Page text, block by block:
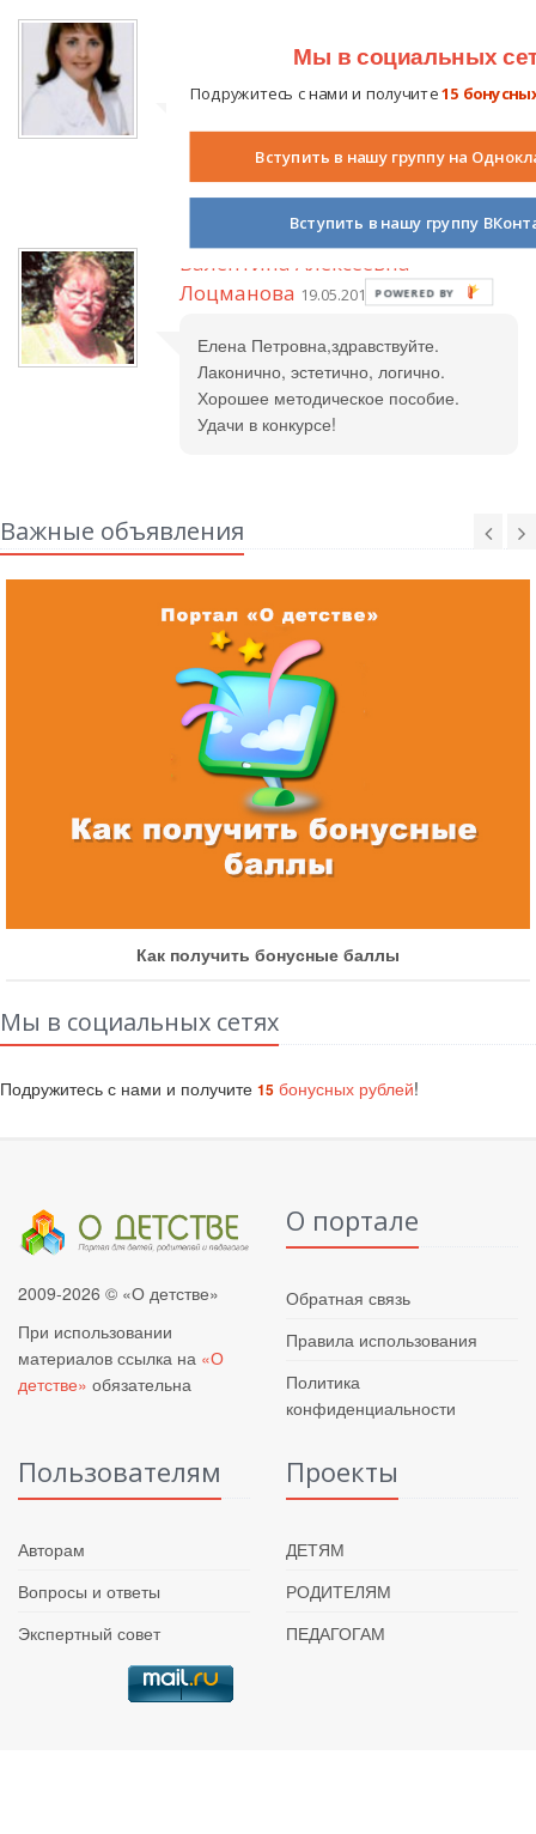
17.05.2012 в 09:46
страничку...
Валентина Алексеевна
Лоцманова 19.05.2012 в 06:33
Елена Петровна,здравствуйте.
Лаконично, эстетично, логично.
Хорошее методическое пособие.
Удачи в конкурсе!
Важные объявления
Как получить бонусные баллы
Мы в социальных сетях
Подружитесь с нами и получите 15 бонусных рублей!
2009-2026 © «О детстве»
При использовании
материалов ссылка на «О
детстве» обязательна
О портале
Обратная связь
Правила использования
Политика
конфиденциальности
Пользователям
Авторам
Вопросы и ответы
Экспертный совет
Проекты
ДЕТЯМ
РОДИТЕЛЯМ
ПЕДАГОГАМ
Мы в социальных
Подружитесь с нами и получите15
Вступить в нашу группу на
Вступить в нашу группу